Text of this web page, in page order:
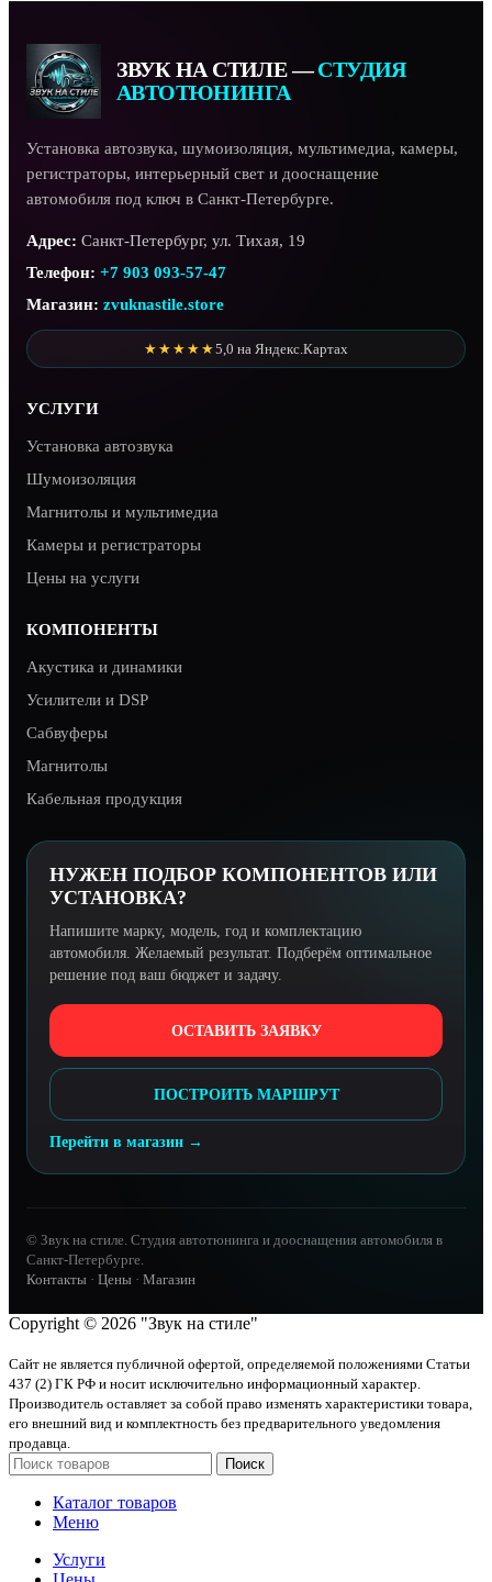
ЗВУК НА СТИЛЕ —СТУДИЯ
АВТОТЮНИНГА
Установка автозвука, шумоизоляция, мультимедиа, камеры,
регистраторы, интерьерный свет и дооснащение
автомобиля под ключ в Санкт-Петербурге.
Адрес: Санкт-Петербург, ул. Тихая, 19
Телефон: +7 903 093-57-47
Магазин: zvuknastile.store
★★★★★5,0 на Яндекс.Картах
УСЛУГИ
Установка автозвука
Шумоизоляция
Магнитолы и мультимедиа
Камеры и регистраторы
Цены на услуги
КОМПОНЕНТЫ
Акустика и динамики
Усилители и DSP
Сабвуферы
Магнитолы
Кабельная продукция
НУЖЕН ПОДБОР КОМПОНЕНТОВ ИЛИ
УСТАНОВКА?
Напишите марку, модель, год и комплектацию
автомобиля. Желаемый результат. Подберём оптимальное
решение под ваш бюджет и задачу.
ОСТАВИТЬ ЗАЯВКУ
ПОСТРОИТЬ МАРШРУТ
Перейти в магазин →
© Звук на стиле. Студия автотюнинга и дооснащения автомобиля в
Санкт-Петербурге.
Контакты · Цены · Магазин
Copyright © 2026 "Звук на стиле"
Сайт не является публичной офертой, определяемой положениями Статьи
437 (2) ГК РФ и носит исключительно информационный характер.
Производитель оставляет за собой право изменять характеристики товара,
его внешний вид и комплектность без предварительного уведомления
продавца.
Поиск
Каталог товаров
Меню
Услуги